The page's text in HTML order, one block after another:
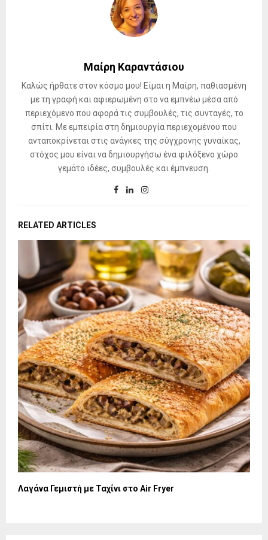
Μαίρη Καραντάσιου
Καλώς ήρθατε στον κόσμο μου! Είμαι η Μαίρη, παθιασμένη
με τη γραφή και αφιερωμένη στο να εμπνέω μέσα από
περιεχόμενο που αφορά τις συμβουλές, τις συνταγές, το
σπίτι. Με εμπειρία στη δημιουργία περιεχομένου που
ανταποκρίνεται στις ανάγκες της σύγχρονης γυναίκας,
στόχος μου είναι να δημιουργήσω ένα φιλόξενο χώρο
γεμάτο ιδέες, συμβουλές και έμπνευση.
RELATED ARTICLES
Λαγάνα Γεμιστή με Ταχίνι στο Air Fryer